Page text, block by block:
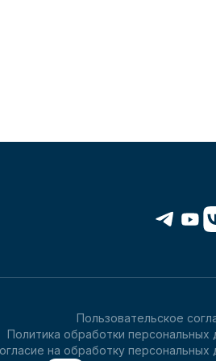
Пользовательское
Политика обработки персональных
на обработку персональных